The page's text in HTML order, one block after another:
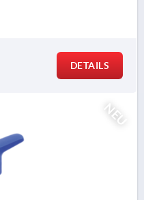
DETAILS
NEU